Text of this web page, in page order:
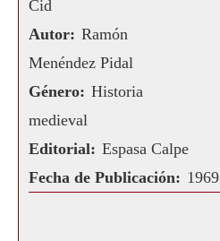
Cid
Autor: Ramón
Menéndez Pidal
Género: Historia
medieval
Editorial: Espasa Calpe
Fecha de Publicación: 1969